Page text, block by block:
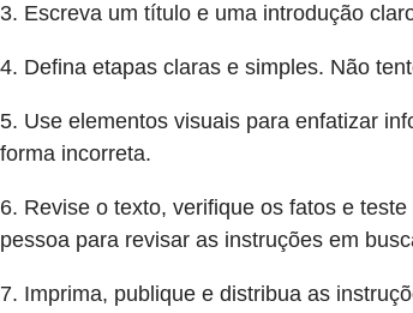
3. Escreva um título e uma introdução
4. Defina etapas claras e simples. Não
5. Use elementos visuais para enfatizar
forma incorreta.
6. Revise o texto, verifique os fatos e
pessoa para revisar as instruções em
7. Imprima, publique e distribua as